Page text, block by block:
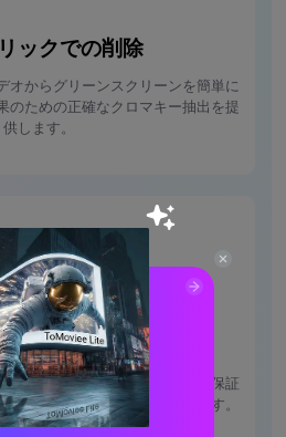
ックでの削除
オからグリーンスクリーンを簡単に
のための正確なクロマキー抽出を提
供します。
な背景除去
リムーバーは正確な背景除去を保証
レスな背景の準備ができています。